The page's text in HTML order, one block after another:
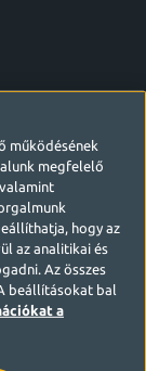
működésének
megfelelő
hogy az
az analitikai és
Az összes
beállításokat bal
a